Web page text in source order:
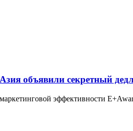
объявили секретный
эффективности